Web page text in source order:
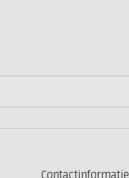
Contactinformatie